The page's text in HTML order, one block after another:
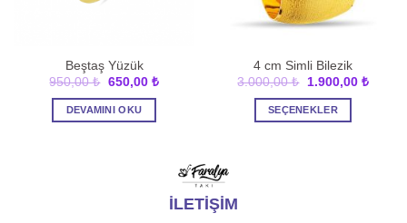
Beştaş Yüzük
950,00₺ Orijinal
950,00 ₺.
650,00 ₺Şu
DEVAMINI OKU
4 cm Simli Bilezik
3.000,00₺
Orijinal
3.000,00 ₺.
1.900,00 ₺Şu
SEÇENEKLER
İLETİŞİM